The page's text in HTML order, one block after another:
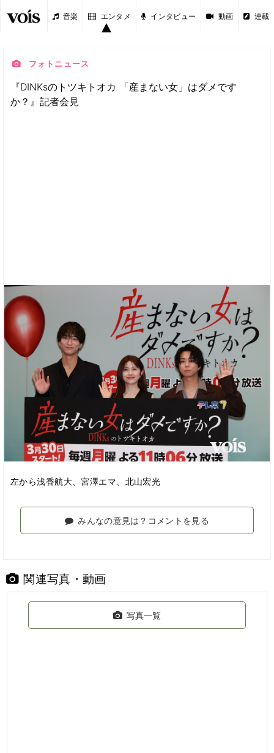
音楽 エンタメ インタビュー 動画 連載
フォトニュース
『DINKsのトツキトオカ 「産まない女」はダメです
か？』記者会見
左から浅香航大、宮澤エマ、北山宏光
みんなの意見は？コメントを見る
関連写真・動画
写真一覧